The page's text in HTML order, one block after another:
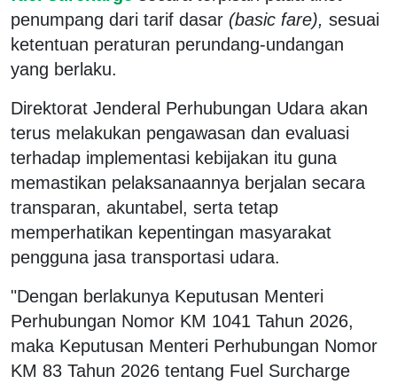
penumpang dari tarif dasar (basic fare), sesuai
ketentuan peraturan perundang-undangan
yang berlaku.
Direktorat Jenderal Perhubungan Udara akan
terus melakukan pengawasan dan evaluasi
terhadap implementasi kebijakan itu guna
memastikan pelaksanaannya berjalan secara
transparan, akuntabel, serta tetap
memperhatikan kepentingan masyarakat
pengguna jasa transportasi udara.
"Dengan berlakunya Keputusan Menteri
Perhubungan Nomor KM 1041 Tahun 2026,
maka Keputusan Menteri Perhubungan Nomor
KM 83 Tahun 2026 tentang Fuel Surcharge